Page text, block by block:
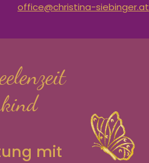
office@christina-siebinger.at
mit